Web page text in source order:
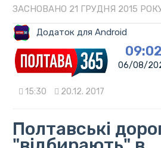
ЗАСНОВАНО 21 ГРУДНЯ 2015
Додаток для Android
09:02
06/08/
15:30 20.12. 2017
Полтавські